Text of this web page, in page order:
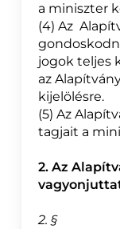
a miniszter
(4) Az
jogok teljes
az
kijelölésre.
(5) Az
tagjait a
2. Az
2. §